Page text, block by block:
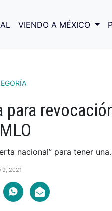
VIENDO A MÉXICO
para
nacional” para tener
9, 2021